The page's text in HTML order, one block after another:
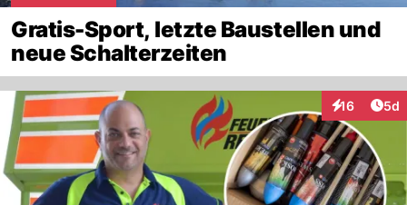
Gratis-Sport, letzte Baustellen und
neue Schalterzeiten
16
Interaktionen
5d